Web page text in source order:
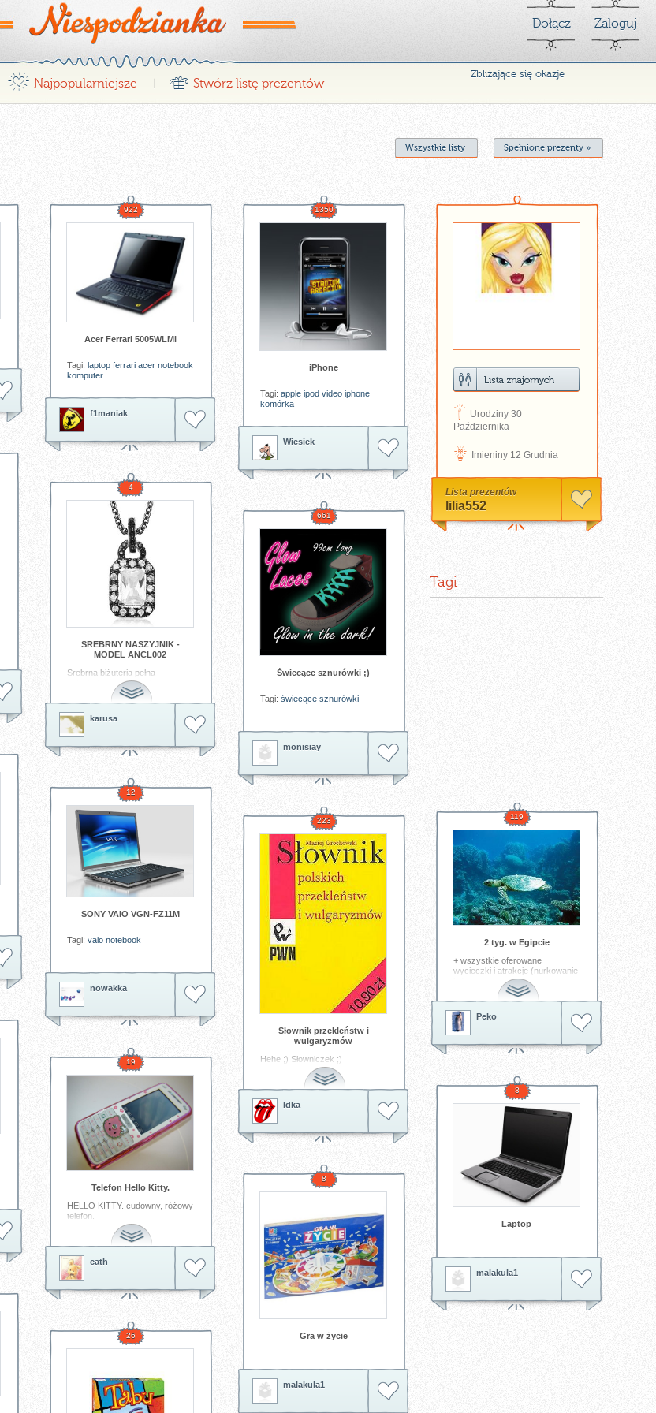
Dołącz Zaloguj
¤ Najpopularniejsze r Stwórz listę prezentów
Zbliżające się okazje
Spełnione prezenty »
Wszystkie listy
D Urodziny 30
Października
N Imieniny 12 Grudnia
Lista prezentów
lilia552
Tagi
922
Acer Ferrari 5005WLMi
Tagi: laptop ferrari acer notebook
komputer
f1maniak
1350
iPhone
Tagi: apple ipod video iphone
komórka
Wiesiek
4
SREBRNY NASZYJNIK -
MODEL ANCL002
Srebrna biżuteria pełna
szlachetnego uroku i finezji. Jej
pełna lekkości wytworność
nawiązuje do stylu art noveau.
Elizabeth – piękno biżuterii z tej
kolekcji, rozpoczyna właśnie
swoje panowanie...
Tagi:naszyjnik srebro biżuteria
karusa
661
Świecące sznurówki ;)
Tagi: świecące sznurówki
monisiay
12
SONY VAIO VGN-FZ11M
Tagi: vaio notebook
nowakka
119
2 tyg. w Egipcie
+ wszystkie oferowane
wycieczki i atrakcje (nurkowanie
Tagi:wycieczka egipt
nurkowanie
Peko
223
Słownik przekleństw i
wulgaryzmów
Hehe ;) Słowniczek ;)
słownik przekleństwa
wulgaryzmy
Idka
19
Telefon Hello Kitty.
HELLO KITTY. cudowny, różowy
telefon.
kitty telefon
cath
8
Laptop
malakula1
8
Gra w życie
malakula1
26